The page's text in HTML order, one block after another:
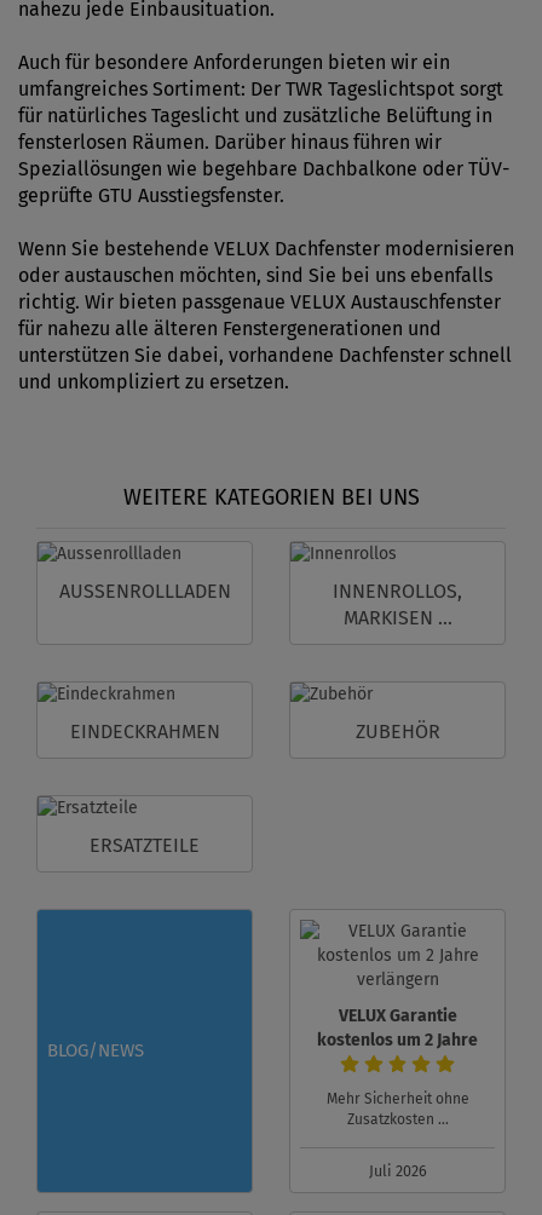
nahezu jede Einbausituation.
Auch für besondere Anforderungen bieten wir ein
umfangreiches Sortiment: Der TWR Tageslichtspot sorgt
für natürliches Tageslicht und zusätzliche Belüftung in
fensterlosen Räumen. Darüber hinaus führen wir
Speziallösungen wie begehbare Dachbalkone oder TÜV-
geprüfte GTU Ausstiegsfenster.
Wenn Sie bestehende VELUX Dachfenster modernisieren
oder austauschen möchten, sind Sie bei uns ebenfalls
richtig. Wir bieten passgenaue VELUX Austauschfenster
für nahezu alle älteren Fenstergenerationen und
unterstützen Sie dabei, vorhandene Dachfenster schnell
und unkompliziert zu ersetzen.
WEITERE KATEGORIEN BEI UNS
AUSSENROLLLADEN
INNENROLLOS,
MARKISEN ...
EINDECKRAHMEN ZUBEHÖR
ERSATZTEILE
BLOG/NEWS
VELUX Garantie
kostenlos um 2 Jahre
verlängern
Mehr Sicherheit ohne
Zusatzkosten ...
Juli 2026